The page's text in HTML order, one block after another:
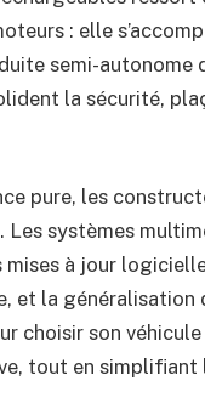
: elle
semi-autonome
la sécurité,
pure, les
Les systèmes
à jour
et la généralisation
choisir son
tout en simplifiant